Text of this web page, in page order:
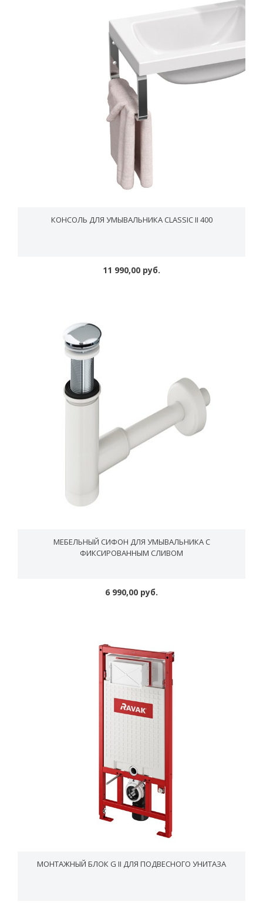
КОНСОЛЬ ДЛЯ УМЫВАЛЬНИКА CLASSIC II 400
11 990,00 руб.
МЕБЕЛЬНЫЙ СИФОН ДЛЯ УМЫВАЛЬНИКА С
ФИКСИРОВАННЫМ СЛИВОМ
6 990,00 руб.
МОНТАЖНЫЙ БЛОК G II ДЛЯ ПОДВЕСНОГО УНИТАЗА